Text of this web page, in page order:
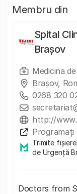
Membru din
Spital
Brașov
Medicina
Brașov,
0268 320
http://
Trimite
de Urgență
Doctors from